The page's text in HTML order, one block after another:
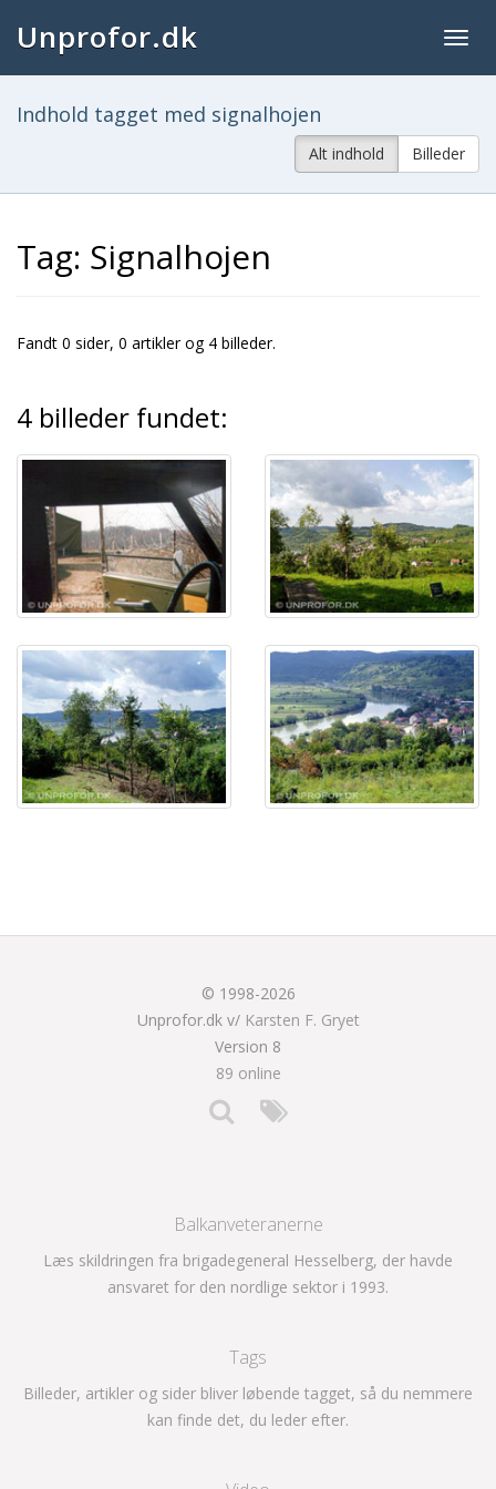
Unprofor.dk
Indhold tagget med signalhojen
Alt indhold Billeder
Tag: Signalhojen
Fandt 0 sider, 0 artikler og 4 billeder.
4 billeder fundet:
© 1998-2026
Unprofor.dk v/ Karsten F. Gryet
Version 8
89 online
Balkanveteranerne
Læs skildringen fra brigadegeneral Hesselberg, der havde
ansvaret for den nordlige sektor i 1993.
Tags
Billeder, artikler og sider bliver løbende tagget, så du nemmere
kan finde det, du leder efter.